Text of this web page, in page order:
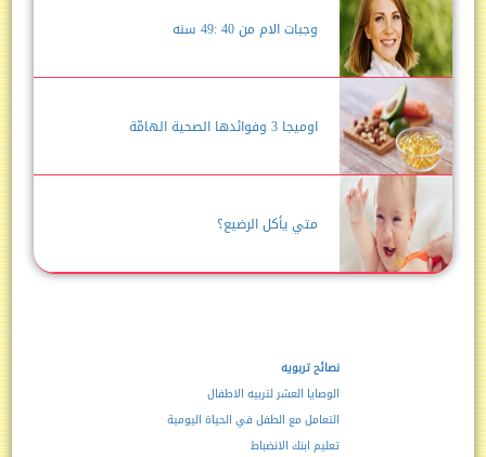
وجبات الام من 40 :49 سنه
اوميجا 3 وفوائدها الصحية الهامّة
متي يأكل الرضيع؟
نصائح تربويه
الوصايا العشر لتربيه الاطفال
التعامل مع الطفل في الحياة اليومية
تعليم ابنك الانضباط